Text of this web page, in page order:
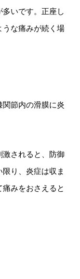
いです。正座し
うな痛みが続く場
節内の滑膜に炎
されると、防御
り、炎症は収ま
みをおさえると